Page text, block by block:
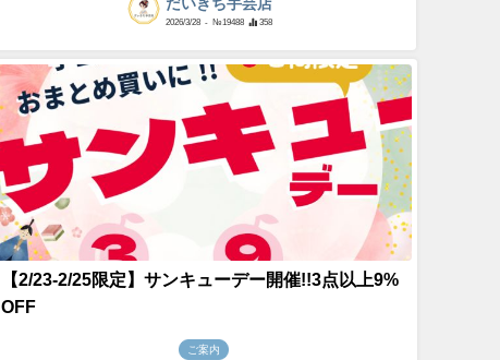
だいきち手芸店
2026/3/28 - №19488 358
【2/23-2/25限定】サンキューデー開催!!3点以上9%
OFF
ご案内